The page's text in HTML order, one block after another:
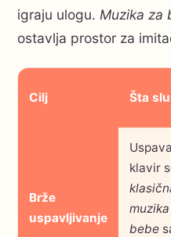
igraju ulogu. Muzika za
ostavlja prostor za
Cilj Šta
Brže
uspavljivanje
klavir
bebe